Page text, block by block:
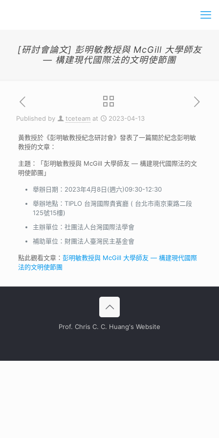
[研討會論文] 彭明敏教授與 McGill 大學師友
— 構建現代國際法的文明使節團
Published by tceteam at 2023-04-13
黃教授於《彭明敏教授紀念研討會》發表了一篇關於紀念彭明敏
教授的文章：
主題：「彭明敏教授與 McGill 大學師友 — 構建現代國際法的文
明使節團」
舉辦日期：2023年4月8日(週六)09:30-12:30
舉辦地點：TIPLO 台灣國際貴賓廳 ( 台北市南京東路二段
125號15樓)
主辦單位：社團法人台灣國際法學會
補助單位：財團法人臺灣民主基金會
點此觀看文章： 彭明敏教授與 McGill 大學師友 — 構建現代國際
法的文明使節團
Prof. Chris C. C. Huang's Website